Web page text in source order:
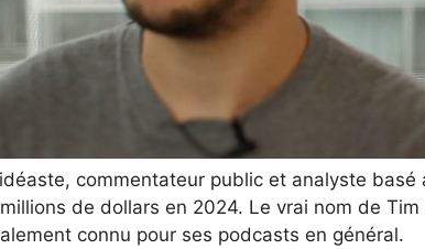
commentateur public et analyste basé
de dollars en 2024. Le vrai nom de Tim
connu pour ses podcasts en général.